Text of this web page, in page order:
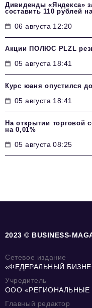
Дивиденды «Яндекса»
составить 110 рублей
06 августа 12:20
Акции ПОЛЮС PLZL
05 августа 18:41
Курс юаня опустился
05 августа 18:41
На открытии торговой
на 0,01%
05 августа 08:25
2023 © BUSINESS-
Сетевое издание
«ФЕДЕРАЛЬНЫЙ
Учредитель
ООО «РЕГИОНАЛЬНЫЕ
Главный редактор